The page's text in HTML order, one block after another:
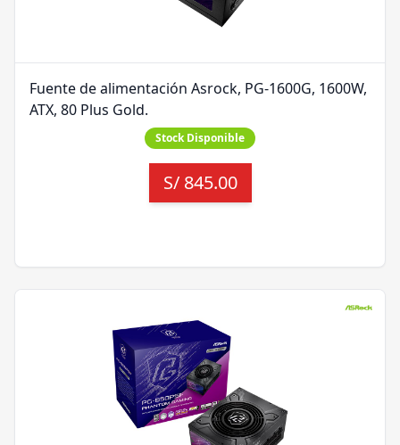
Fuente de alimentación Asrock, PG-1600G, 1600W,
ATX, 80 Plus Gold.
Stock Disponible
S/ 845.00